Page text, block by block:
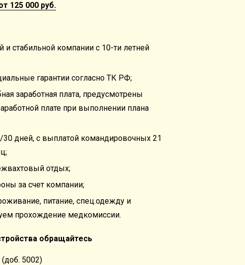
125 000 руб.
и стабильной компании с 10-ти летней
гарантии согласно ТК РФ;
заработная плата, предусмотрены
плате при выполнении плана
30 дней, с выплатой командировочных 21
отдых;
за счет компании;
питание, спец.одежду и
прохождение медкомиссии.
обращайтесь
5002)